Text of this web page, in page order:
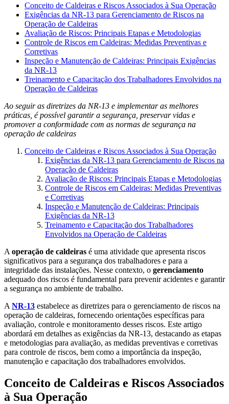
Conceito de Caldeiras e Riscos Associados à Sua Operação
Exigências da NR-13 para Gerenciamento de Riscos na
Operação de Caldeiras
Avaliação de Riscos: Principais Etapas e Metodologias
Controle de Riscos em Caldeiras: Medidas Preventivas e
Corretivas
Inspeção e Manutenção de Caldeiras: Principais Exigências
da NR-13
Treinamento e Capacitação dos Trabalhadores Envolvidos na
Operação de Caldeiras
Ao seguir as diretrizes da NR-13 e implementar as melhores
práticas, é possível garantir a segurança, preservar vidas e
promover a conformidade com as normas de segurança na
operação de caldeiras
Conceito de Caldeiras e Riscos Associados à Sua Operação
Exigências da NR-13 para Gerenciamento de Riscos na
Operação de Caldeiras
Avaliação de Riscos: Principais Etapas e Metodologias
Controle de Riscos em Caldeiras: Medidas Preventivas
e Corretivas
Inspeção e Manutenção de Caldeiras: Principais
Exigências da NR-13
Treinamento e Capacitação dos Trabalhadores
Envolvidos na Operação de Caldeiras
A operação de caldeiras é uma atividade que apresenta riscos
significativos para a segurança dos trabalhadores e para a
integridade das instalações. Nesse contexto, o gerenciamento
adequado dos riscos é fundamental para prevenir acidentes e garantir
a segurança no ambiente de trabalho.
A NR-13 estabelece as diretrizes para o gerenciamento de riscos na
operação de caldeiras, fornecendo orientações específicas para
avaliação, controle e monitoramento desses riscos. Este artigo
abordará em detalhes as exigências da NR-13, destacando as etapas
e metodologias para avaliação, as medidas preventivas e corretivas
para controle de riscos, bem como a importância da inspeção,
manutenção e capacitação dos trabalhadores envolvidos.
Conceito de Caldeiras e Riscos Associados
à Sua Operação